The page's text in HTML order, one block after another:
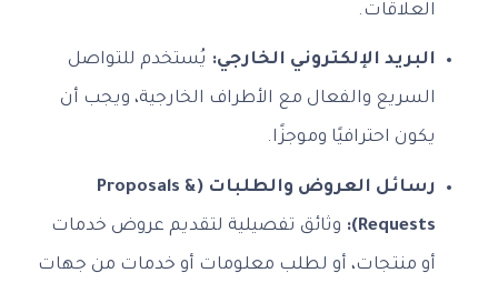
العلاقات.
البريد الإلكتروني الخارجي: يُستخدم للتواصل
السريع والفعال مع الأطراف الخارجية، ويجب أن
يكون احترافيًا وموجزًا.
رسائل العروض والطلبات (Proposals &
Requests): وثائق تفصيلية لتقديم عروض خدمات
أو منتجات، أو لطلب معلومات أو خدمات من جهات